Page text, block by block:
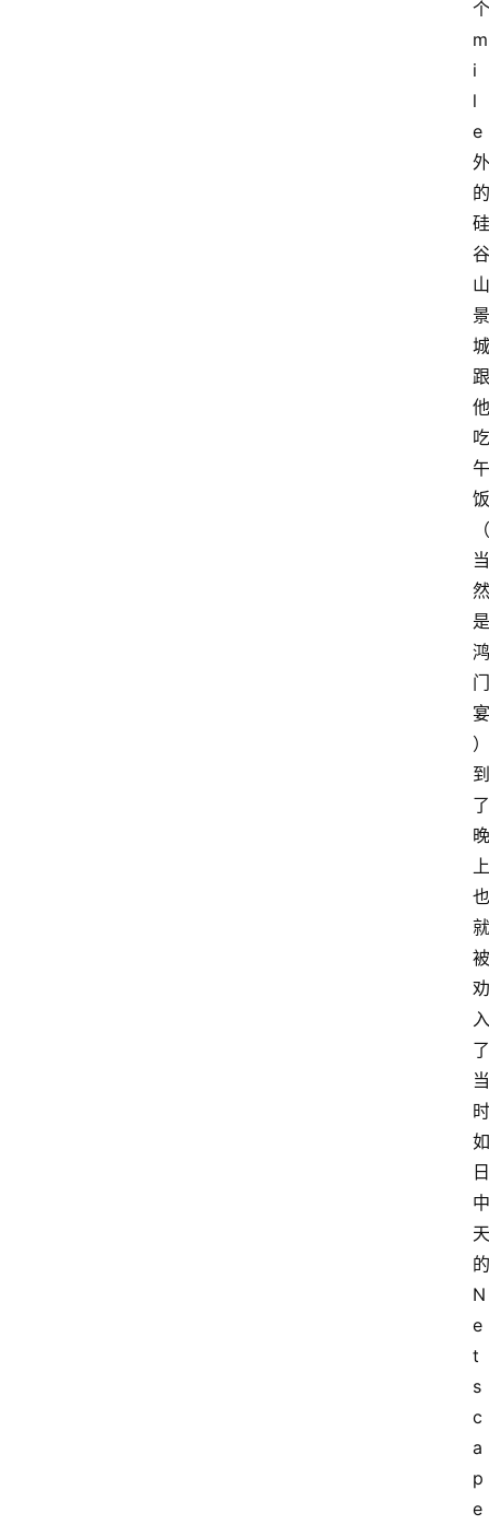
个
m
i
l
e
外
的
硅
谷
山
景
城
跟
他
吃
午
饭
（
当
然
是
鸿
门
宴
）
到
了
晚
上
也
就
被
劝
入
了
当
时
如
日
中
天
的
N
e
t
s
c
a
p
e